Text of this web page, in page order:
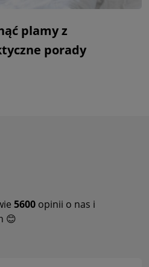
plamy z
porady
5600 opinii o nas i
😊